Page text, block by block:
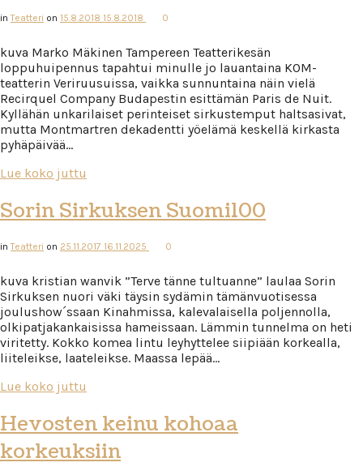
inTeatteri on 15.8.2018 15.8.2018 0
kuva Marko Mäkinen Tampereen Teatterikesän
loppuhuipennus tapahtui minulle jo lauantaina KOM-
teatterin Veriruusuissa, vaikka sunnuntaina näin vielä
Recirquel Company Budapestin esittämän Paris de Nuit.
Kyllähän unkarilaiset perinteiset sirkustemput haltsasivat,
mutta Montmartren dekadentti yöelämä keskellä kirkasta
pyhäpäivää…
Lue koko juttu
Sorin Sirkuksen Suomi100
inTeatteri on 25.11.2017 16.11.2025 0
kuva kristian wanvik ”Terve tänne tultuanne” laulaa Sorin
Sirkuksen nuori väki täysin sydämin tämänvuotisessa
joulushow´ssaan Kinahmissa, kalevalaisella poljennolla,
olkipatjakankaisissa hameissaan. Lämmin tunnelma on heti
viritetty. Kokko komea lintu leyhyttelee siipiään korkealla,
liiteleikse, laateleikse. Maassa lepää…
Lue koko juttu
Hevosten keinu kohoaa
korkeuksiin